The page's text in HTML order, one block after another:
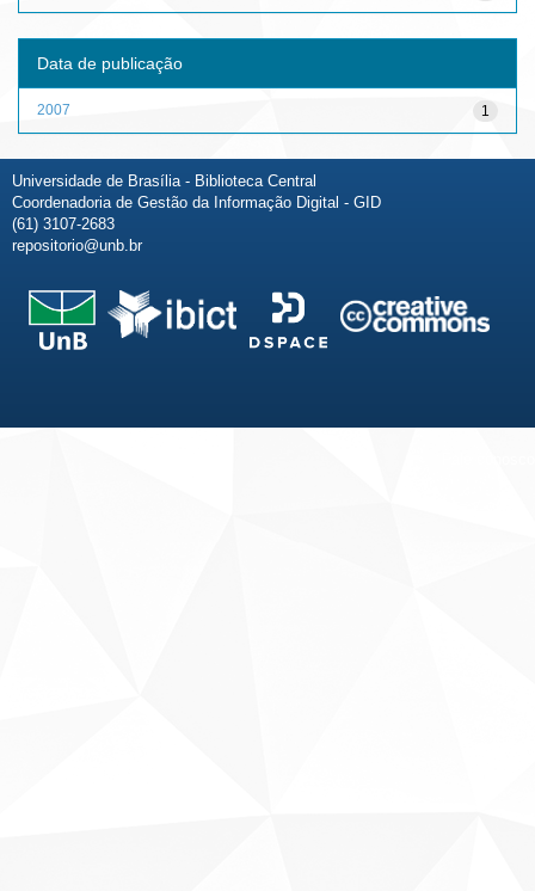
Data de publicação
1
2007
Universidade de Brasília - Biblioteca Central
Coordenadoria de Gestão da Informação Digital - GID
(61) 3107-2683
repositorio@unb.br